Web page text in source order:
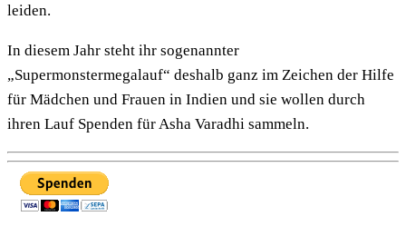
leiden.
In diesem Jahr steht ihr sogenannter
„Supermonstermegalauf“ deshalb ganz im Zeichen der Hilfe
für Mädchen und Frauen in Indien und sie wollen durch
ihren Lauf Spenden für Asha Varadhi sammeln.